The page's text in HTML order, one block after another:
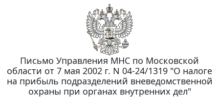
Письмо Управления МНС по Московской
области от 7 мая 2002 г. N 04-24/1319 "О налоге
на прибыль подразделений вневедомственной
охраны при органах внутренних дел"